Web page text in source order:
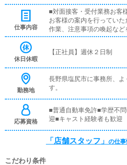
仕事内容
■対面接客・受付業務お客
お客様の案内を行ってい
作業、注意事項の喚起など
アルや、先輩スタッフに
す。■キャスト管理お店で
す。■PC更新業務ヘブンネ
店舗情報更新作業を行って
情報やイベント、求人ブ
はボタンを押すだけや、ブ
力出来れば問題ありません
休日休暇
【正社員】週休２日制
勤務地
長野県塩尻市に事務所、
す。
応募資格
■普通自動車免許■学歴不
迎■キャスト経験者も歓迎
「店舗スタッフ」 の仕
こだわり条件